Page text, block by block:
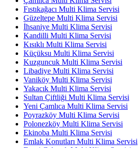
Fıstıkağacı Multi Klima Servisi
Güzeltepe Multi Klima Servisi
İhsaniye Multi Klima Servisi
Kandilli Multi Klima Servisi
Kısıklı Multi Klima Servisi
Küçüksu Multi Klima Servisi
Kuzguncuk Multi Klima Servisi
Libadiye Multi Klima Servisi
Vaniköy Multi Klima Servisi
Yakacık Multi Klima Servisi
Sultan Çiftliği Multi Klima Servisi
Yeni Çamlıca Multi Klima Servisi
Poyrazköy Multi Klima Servisi
Polonezköy Multi Klima Servisi
Ekinoba Multi Klima Servisi
Emlak Konutları Multi Klima Servisi